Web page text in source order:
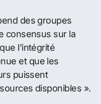
des groupes
consensus sur la
l’intégrité
et que les
puissent
disponibles ».